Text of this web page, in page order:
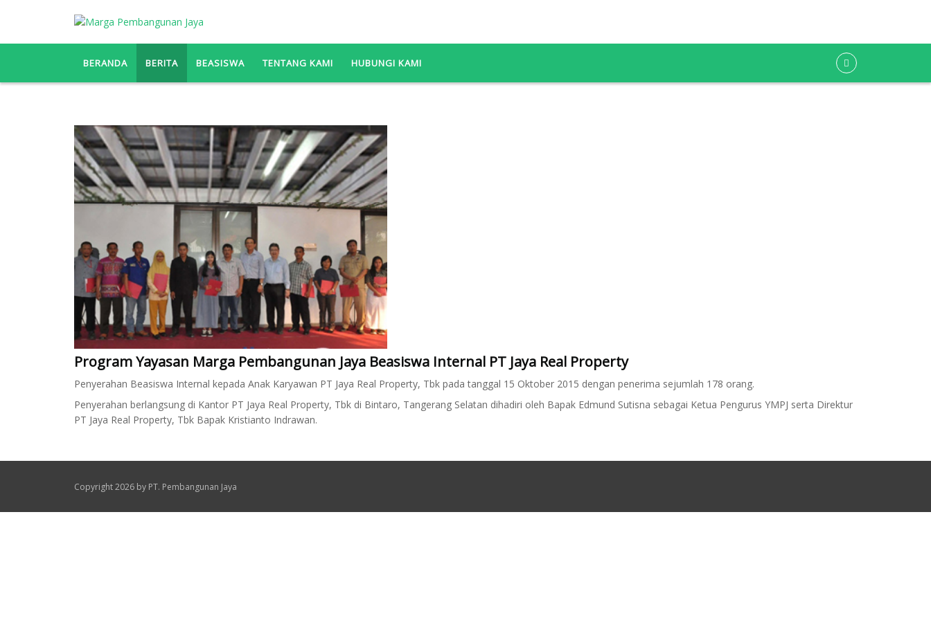
BERANDA BERITA BEASISWA TENTANG KAMI HUBUNGI KAMI
Program Yayasan Marga Pembangunan Jaya Beasiswa Internal PT Jaya Real Property
Penyerahan Beasiswa Internal kepada Anak Karyawan PT Jaya Real Property, Tbk pada tanggal 15 Oktober 2015 dengan penerima sejumlah 178 orang.
Penyerahan berlangsung di Kantor PT Jaya Real Property, Tbk di Bintaro, Tangerang Selatan dihadiri oleh Bapak Edmund Sutisna sebagai Ketua Pengurus YMPJ serta Direktur
PT Jaya Real Property, Tbk Bapak Kristianto Indrawan.
Copyright 2026 by PT. Pembangunan Jaya